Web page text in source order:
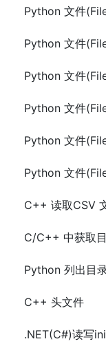
Python 文件
Python 文件
Python 文件
Python 文件
Python 文件
Python 文件
C++ 读取CSV
C/C++ 中获取
Python 列出目
C++ 头文件
.NET(C#)读写